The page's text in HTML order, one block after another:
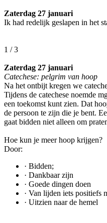
Zaterdag 27 januari
Ik had redelijk geslapen in het
1 / 3
Zaterdag 27 januari
Catechese: pelgrim van hoop
Na het ontbijt kregen we
Tijdens de catechese noemde
een toekomst kunt zien. Dat
de persoon te zijn die je bent.
gaat bidden niet alleen om
Hoe kun je meer hoop krijgen?
Door:
· Bidden;
· Dankbaar zijn
· Goede dingen doen
· Van lijden iets positiefs
· Uitzien naar de hemel